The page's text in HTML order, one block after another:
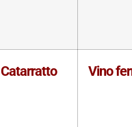
Catarratto Vino